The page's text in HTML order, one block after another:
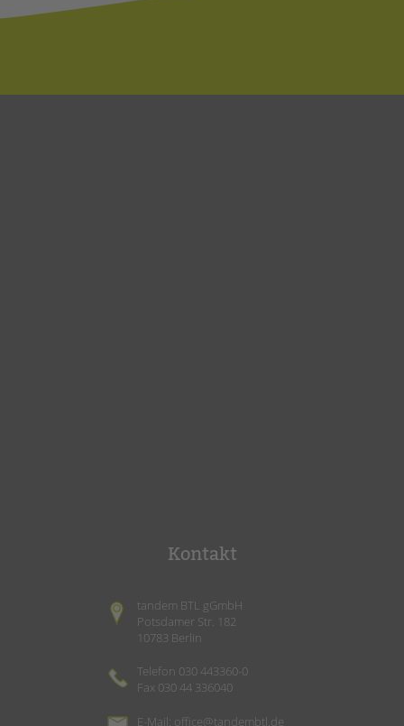
Kontakt
tandem BTL gGmbH
Potsdamer Str. 182
10783 Berlin
Telefon 030 443360-0
Fax 030 44 336040
E-Mail: office@tandembtl.de